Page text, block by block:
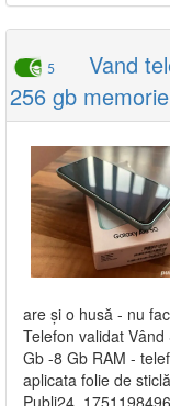
5
Vand
256 gb
are și o husă - nu
Telefon validat
Gb -8 Gb RAM -
aplicata folie de
Publi24_1751198496